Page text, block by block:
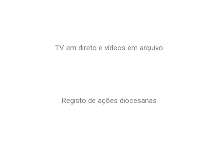
TV em direto e vídeos em arquivo
Registo de ações diocesanas